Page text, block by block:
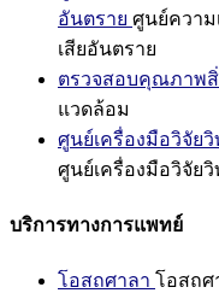
อันตราย ศูนย์ความ
เสียอันตราย
ตรวจสอบคุณภาพ
แวดล้อม
ศูนย์เครื่องมือวิจัย
ศูนย์เครื่องมือวิจัย
บริการทางการแพทย์
โอสถศาลา โอสถศ